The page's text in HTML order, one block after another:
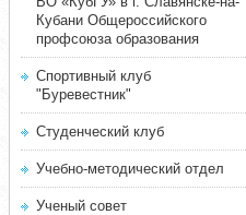
Кубани Общероссийского
профсоюза образования
Спортивный клуб
"Буревестник"
Студенческий клуб
Учебно-методический отдел
Ученый совет